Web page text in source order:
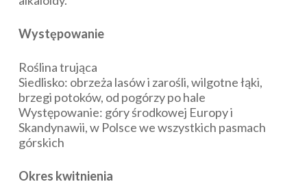
Występowanie
Roślina trująca
Siedlisko: obrzeża lasów i zarośli, wilgotne łąki,
brzegi potoków, od pogórzy po hale
Występowanie: góry środkowej Europy i
Skandynawii, w Polsce we wszystkich pasmach
górskich
Okres kwitnienia